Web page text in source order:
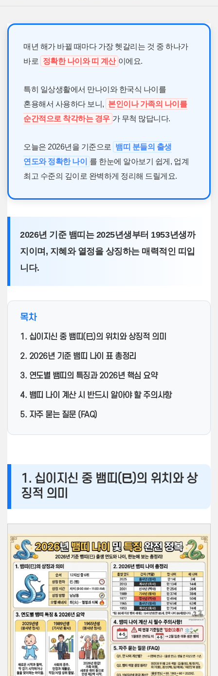
매년 해가 바뀔 때마다 가장 헷갈리는 것 중 하나가
바로
정확한 나이와 띠 계산 이에요.
특히 일상생활에서 만나이와 한국식 나이를
혼용해서 사용하다 보니, 본인이나 가족의 나이를
순간적으로 착각하는 경우 가 무척 많답니다.
오늘은 2026년을 기준으로
뱀띠 분들의 출생
연도와 정확한 나이
를 한눈에 알아보기 쉽게, 업계
최고 수준의 깊이로 완벽하게 정리해 드릴게요.
2026년 기준 뱀띠는 2025년생부터 1953년생까
지이며, 지혜와 열정을 상징하는 매력적인 띠입
니다.
목차
1. 십이지신 중 뱀띠(巳)의 위치와 상징적 의미
2. 2026년 기준 뱀띠 나이 표 총정리
3. 연도별 뱀띠의 특징과 2026년 핵심 요약
4. 뱀띠 나이 계산 시 반드시 알아야 할 주의사항
5. 자주 묻는 질문 (FAQ)
1. 십이지신 중 뱀띠(巳)의 위치와 상
징적 의미